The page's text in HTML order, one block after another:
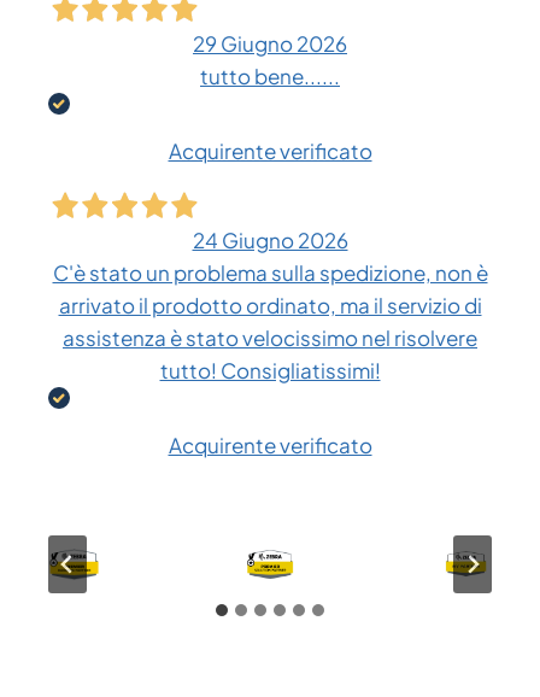
29 Giugno 2026
tutto bene......
Acquirente verificato
24 Giugno 2026
C'è stato un problema sulla spedizione, non è
arrivato il prodotto ordinato, ma il servizio di
assistenza è stato velocissimo nel risolvere
tutto! Consigliatissimi!
Acquirente verificato